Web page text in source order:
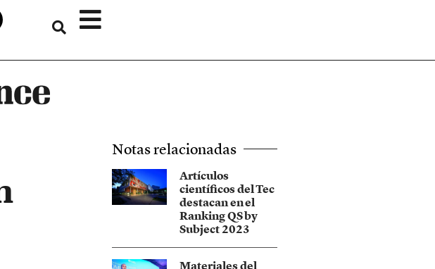
Notas relacionadas
Artículos
científicos del Tec
destacan en el
Ranking QS by
Subject 2023
Materiales del